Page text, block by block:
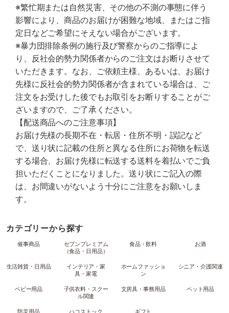
※繁忙期または自然災害、その他の不測の事態に伴う
影響により、商品のお届けが困難な地域、またはご指
定日などご希望にそえない場合がございます。
※暴力団排除条例の施行及び警察からのご指導によ
り、反社会的勢力関係者からのご注文はお断りさせて
いただきます。なお、ご依頼主様、あるいは、お届け
先様に反社会的勢力関係者が含まれている場合は、ご
注文をお受けした後でもお取引をお断りすることがご
ざいますので、ご了承ください。
【配送商品へのご注意事項】
お届け先様の長期不在・転居・住所不明・誤記など
で、送り状に記載の住所と異なる住所にお荷物を転送
する場合、お届け先様に転送する送料を着払いでご負
担いただくことになりました。送り状にご記入の際
は、お間違いがないよう十分にご注意をお願いしま
す。
カテゴリーから探す
催事商品
セブンプレミアム
（食品・日用品）
食品・飲料 お酒
生活雑貨・日用品
インテリア・家
具・家電
ホームファッショ
ン
シニア・介護関連
ベビー用品
子供衣料・スクー
ル関連
文房具・事務用品 ペット用品
防災用品 ハコストック ギフト